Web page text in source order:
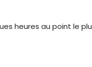
heures au point le